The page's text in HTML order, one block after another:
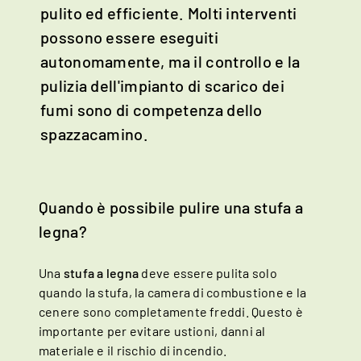
Frankreich | Deutsch
Italia | italiano
Italien | Deutsch
Global | english
pulito ed efficiente. Molti interventi
possono essere eseguiti
autonomamente, ma il controllo e la
pulizia dell'impianto di scarico dei
fumi sono di competenza dello
spazzacamino.
Quando è possibile pulire una stufa a
legna?
Una stufa a legna deve essere pulita solo
quando la stufa, la camera di combustione e la
cenere sono completamente freddi. Questo è
importante per evitare ustioni, danni al
materiale e il rischio di incendio.